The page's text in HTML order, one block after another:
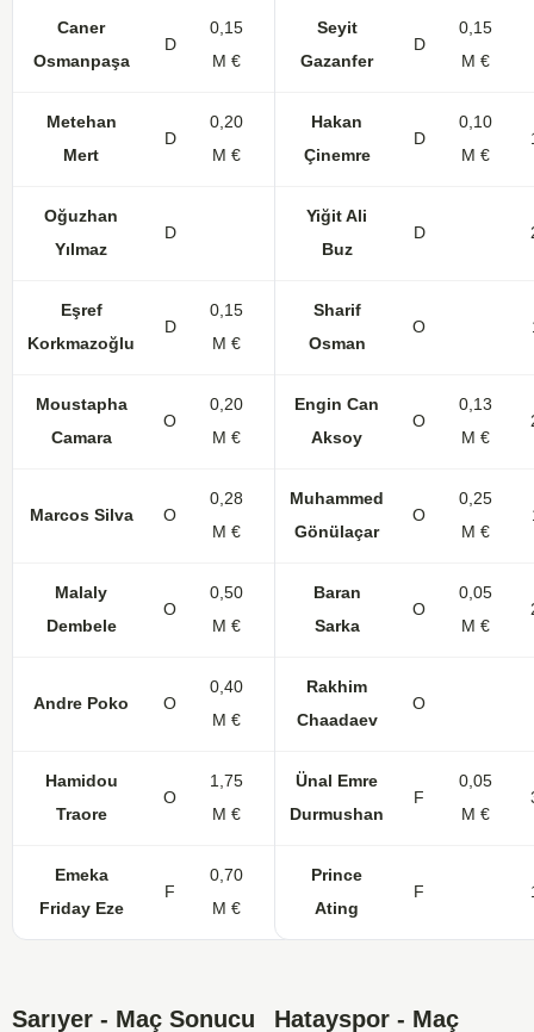
Caner
Osmanpaşa
D
0,15
M €
Metehan
Mert
D
0,20
M €
Oğuzhan
Yılmaz
D
Eşref
Korkmazoğlu
D
0,15
M €
Moustapha
Camara
O
0,20
M €
Marcos Silva O
0,28
M €
Malaly
Dembele
O
0,50
M €
Andre Poko O
0,40
M €
Hamidou
Traore
O
1,75
M €
Emeka
Friday Eze
F
0,70
M €
Seyit
Gazanfer
D
0,15
M €
Hakan
Çinemre
D
0,10
M €
Yiğit Ali
Buz
D
Sharif
Osman
O
Engin Can
Aksoy
O
0,13
M €
Muhammed
Gönülaçar
O
0,25
M €
Baran
Sarka
O
0,05
M €
Rakhim
Chaadaev
O
Ünal Emre
Durmushan
F
0,05
M €
Prince
Ating
F
Sarıyer - Maç Sonucu Hatayspor - Maç